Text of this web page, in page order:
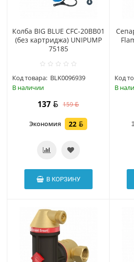
Колба BIG BLUE CFC-20BB01
(без картриджа) UNIPUMP
75185
Код товара: BLK0096939
В наличии
137 159
Экономия 22
В КОРЗИНУ
Код
В